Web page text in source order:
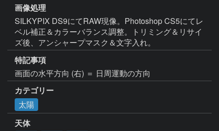
画像処理
SILKYPIX DS9にてRAW現像。Photoshop CS5にてレ
ベル補正＆カラーバランス調整。トリミング＆リサイ
特記事項
画面の水平方向 (右) ＝ 日周運動の方向
カテゴリー
太陽
天体